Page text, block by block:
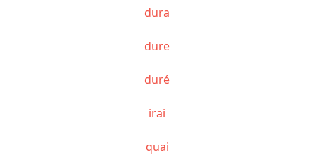
dura
dure
duré
irai
quai